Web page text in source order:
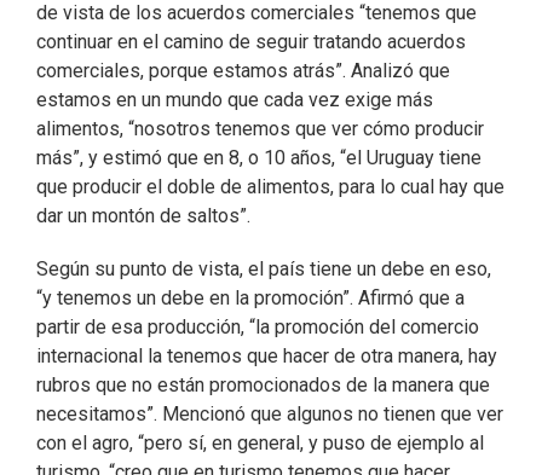
de vista de los acuerdos comerciales “tenemos que
continuar en el camino de seguir tratando acuerdos
comerciales, porque estamos atrás”. Analizó que
estamos en un mundo que cada vez exige más
alimentos, “nosotros tenemos que ver cómo producir
más”, y estimó que en 8, o 10 años, “el Uruguay tiene
que producir el doble de alimentos, para lo cual hay que
dar un montón de saltos”.
Según su punto de vista, el país tiene un debe en eso,
“y tenemos un debe en la promoción”. Afirmó que a
partir de esa producción, “la promoción del comercio
internacional la tenemos que hacer de otra manera, hay
rubros que no están promocionados de la manera que
necesitamos”. Mencionó que algunos no tienen que ver
con el agro, “pero sí, en general, y puso de ejemplo al